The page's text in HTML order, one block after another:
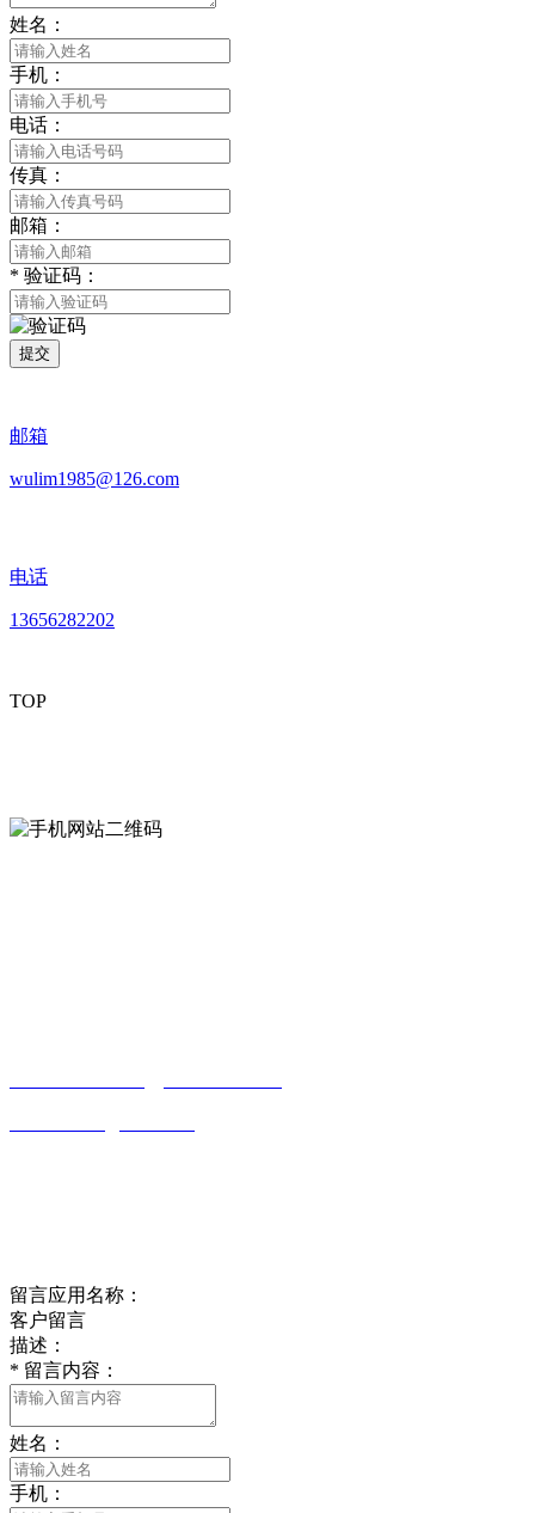
姓名：
手机：
电话：
传真：
邮箱：
* 验证码：
提交
邮箱
wulim1985@126.com
电话
13656282202
TOP
留言应用名称：
客户留言
描述：
* 留言内容：
姓名：
手机：